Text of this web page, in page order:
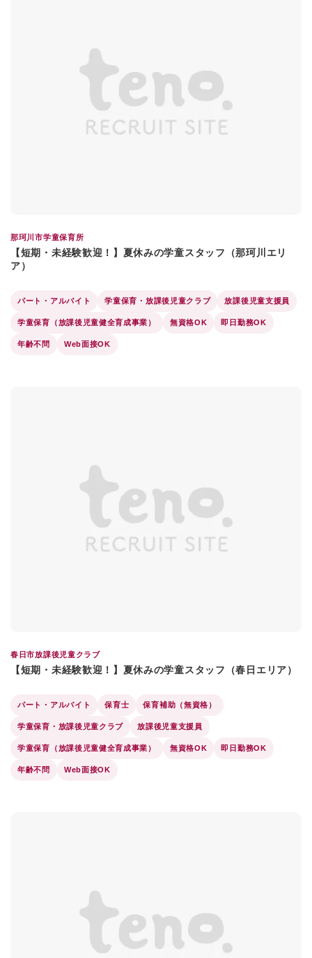
那珂川市学童保育所
【短期・未経験歓迎！】夏休みの学童スタッフ（那珂川エリ
ア）
パート・アルバイト 学童保育・放課後児童クラブ 放課後児童支援員
学童保育（放課後児童健全育成事業） 無資格OK 即日勤務OK
年齢不問 Web面接OK
春日市放課後児童クラブ
【短期・未経験歓迎！】夏休みの学童スタッフ（春日エリア）
パート・アルバイト 保育士 保育補助（無資格）
学童保育・放課後児童クラブ 放課後児童支援員
学童保育（放課後児童健全育成事業） 無資格OK 即日勤務OK
年齢不問 Web面接OK